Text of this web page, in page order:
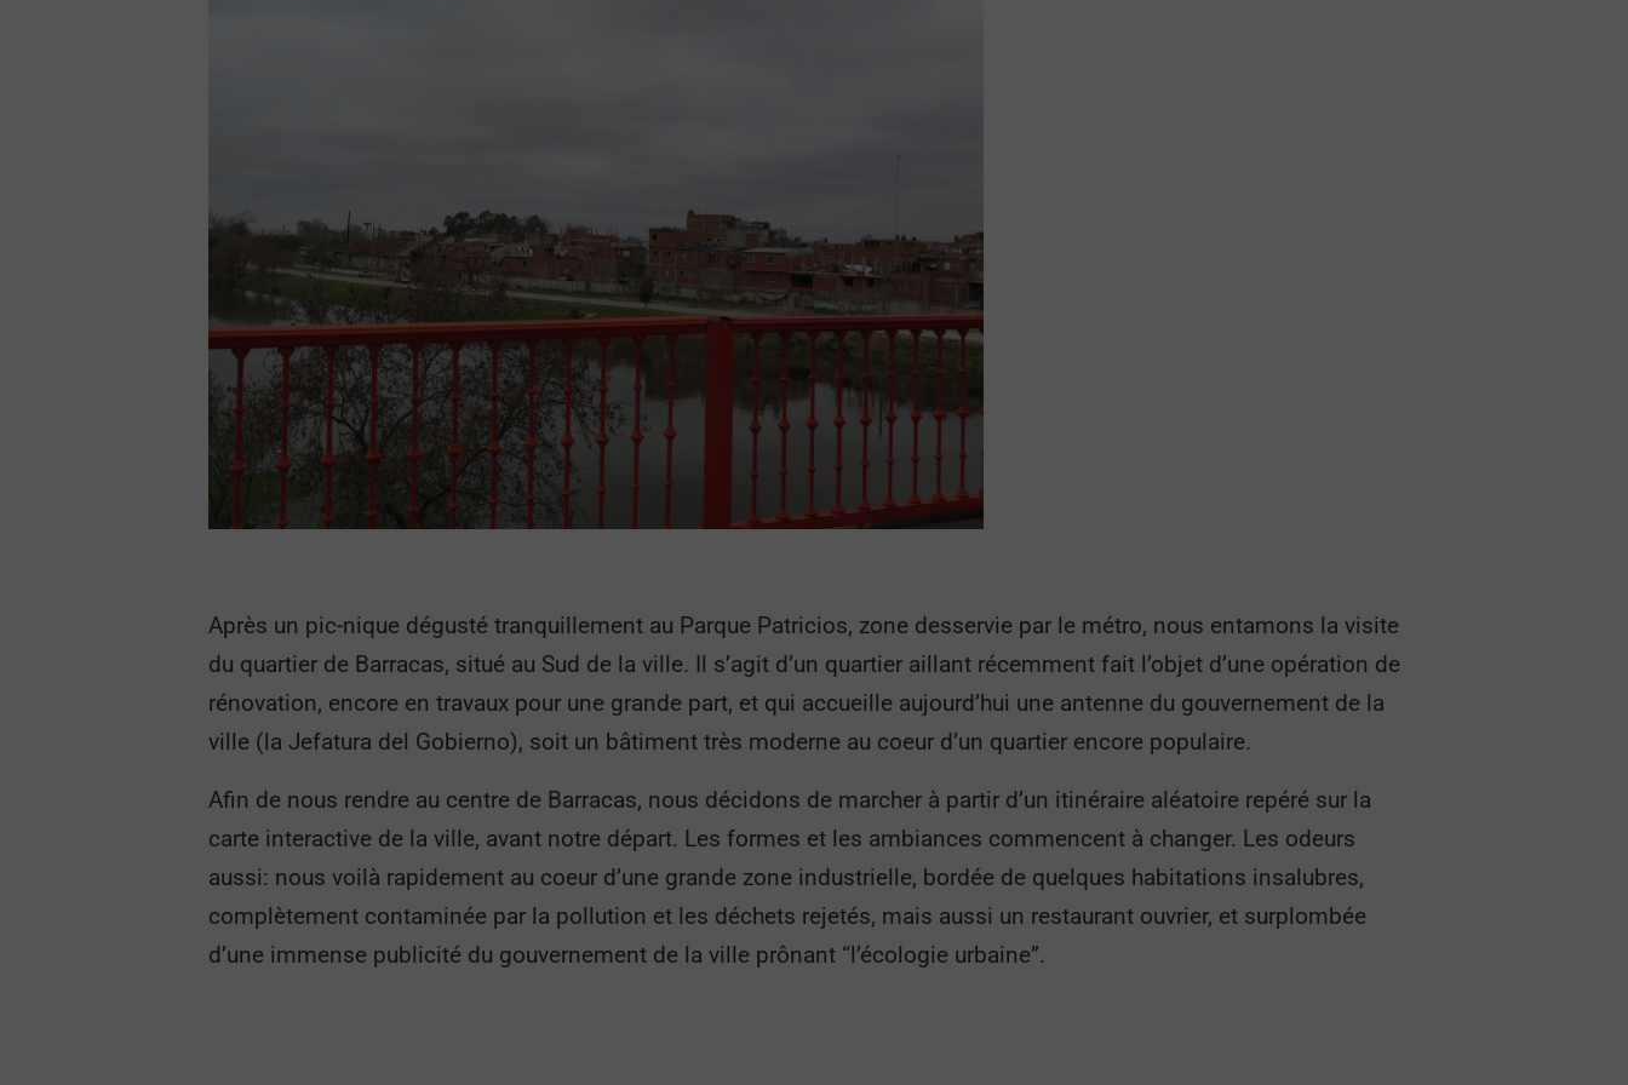
Après un pic-nique dégusté tranquillement au Parque Patricios, zone desservie par le métro, nous entamons la visite
du quartier de Barracas, situé au Sud de la ville. Il s’agit d’un quartier aillant récemment fait l’objet d’une opération de
rénovation, encore en travaux pour une grande part, et qui accueille aujourd’hui une antenne du gouvernement de la
ville (la Jefatura del Gobierno), soit un bâtiment très moderne au coeur d’un quartier encore populaire.
Afin de nous rendre au centre de Barracas, nous décidons de marcher à partir d’un itinéraire aléatoire repéré sur la
carte interactive de la ville, avant notre départ. Les formes et les ambiances commencent à changer. Les odeurs
aussi: nous voilà rapidement au coeur d’une grande zone industrielle, bordée de quelques habitations insalubres,
complètement contaminée par la pollution et les déchets rejetés, mais aussi un restaurant ouvrier, et surplombée
d’une immense publicité du gouvernement de la ville prônant “l’écologie urbaine”.